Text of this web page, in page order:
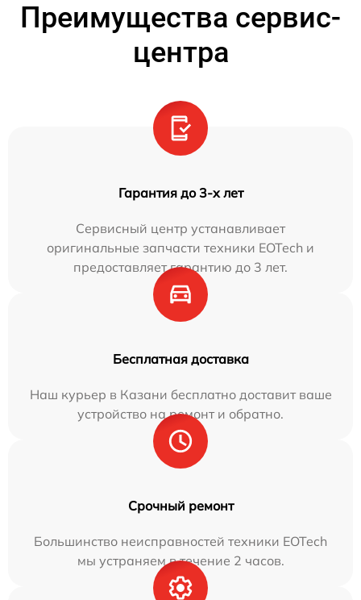
Преимущества сервис-
центра
Гарантия до 3-х лет
Сервисный центр устанавливает
оригинальные запчасти техники EOTech и
предоставляет гарантию до 3 лет.
Бесплатная доставка
Наш курьер в Казани бесплатно доставит ваше
устройство на ремонт и обратно.
Срочный ремонт
Большинство неисправностей техники EOTech
мы устраняем в течение 2 часов.